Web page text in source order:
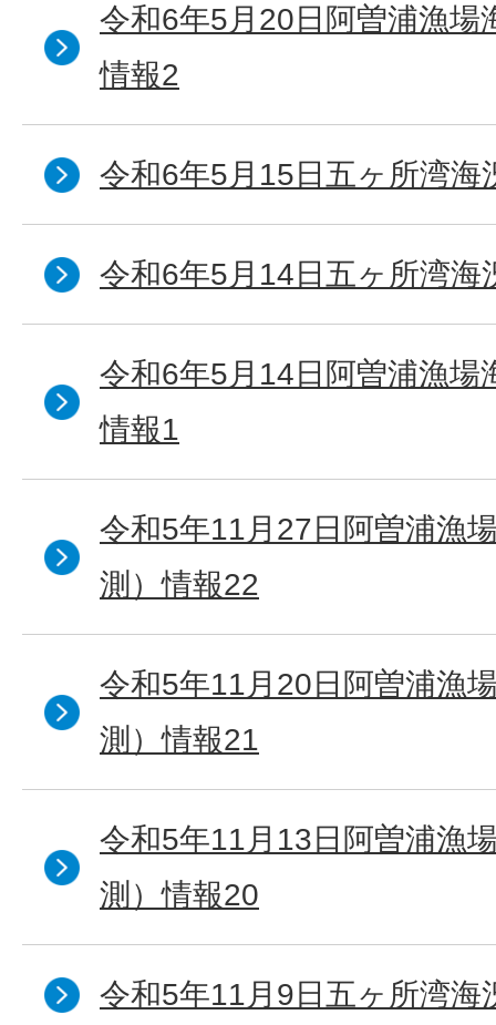
令和6年5月20日阿曽浦漁場
情報2
令和6年5月15日五ヶ所湾海
令和6年5月14日五ヶ所湾海
令和6年5月14日阿曽浦漁場
情報1
令和5年11月27日阿曽浦漁
測）情報22
令和5年11月20日阿曽浦漁
測）情報21
令和5年11月13日阿曽浦漁
測）情報20
令和5年11月9日五ヶ所湾海